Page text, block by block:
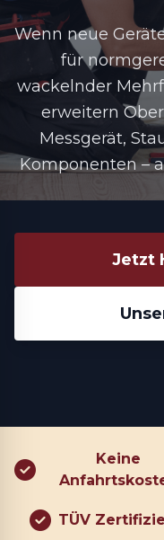
Wenn neue
für
wackelnder
erweitern
Messgerät,
Komponenten –
Jetzt
Keine
TÜV